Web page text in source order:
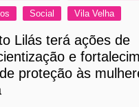
Social Vila Velha
Lilás terá ações de
e
proteção às